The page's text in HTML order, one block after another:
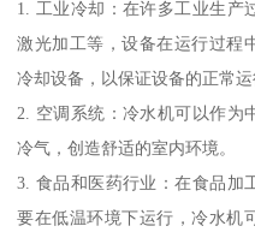
1. 工业冷却：在许多工业生产
激光加工等，设备在运行过程
冷却设备，以保证设备的正常运
2. 空调系统：冷水机可以作为
冷气，创造舒适的室内环境。
3. 食品和医药行业：在食品加
要在低温环境下运行，冷水机